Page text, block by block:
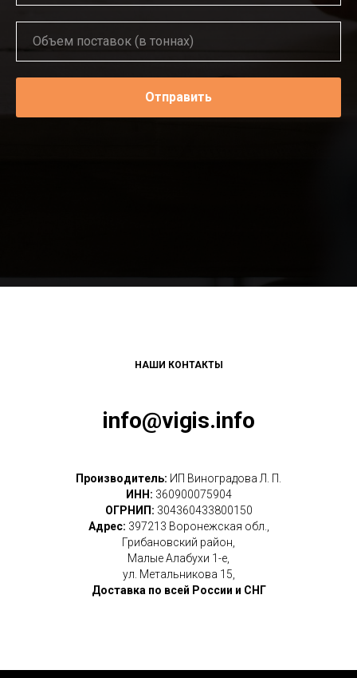
Отправить
НАШИ КОНТАКТЫ
info@vigis.info
Производитель: ИП Виноградова Л. П.
ИНН: 360900075904
ОГРНИП: 304360433800150
Адрес: 397213 Воронежская обл.,
Грибановский район,
Малые Алабухи 1-е,
ул. Метальникова 15,
Доставка по всей России и СНГ